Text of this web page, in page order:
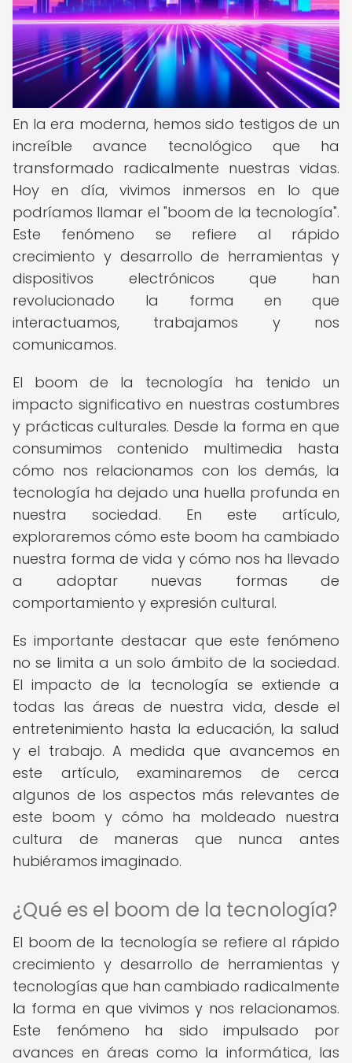
En la era moderna, hemos sido testigos de un
increíble avance tecnológico que ha
transformado radicalmente nuestras vidas.
Hoy en día, vivimos inmersos en lo que
podríamos llamar el "boom de la tecnología".
Este fenómeno se refiere al rápido
crecimiento y desarrollo de herramientas y
dispositivos electrónicos que han
revolucionado la forma en que
interactuamos, trabajamos y nos
comunicamos.
El boom de la tecnología ha tenido un
impacto significativo en nuestras costumbres
y prácticas culturales. Desde la forma en que
consumimos contenido multimedia hasta
cómo nos relacionamos con los demás, la
tecnología ha dejado una huella profunda en
nuestra sociedad. En este artículo,
exploraremos cómo este boom ha cambiado
nuestra forma de vida y cómo nos ha llevado
a adoptar nuevas formas de
comportamiento y expresión cultural.
Es importante destacar que este fenómeno
no se limita a un solo ámbito de la sociedad.
El impacto de la tecnología se extiende a
todas las áreas de nuestra vida, desde el
entretenimiento hasta la educación, la salud
y el trabajo. A medida que avancemos en
este artículo, examinaremos de cerca
algunos de los aspectos más relevantes de
este boom y cómo ha moldeado nuestra
cultura de maneras que nunca antes
hubiéramos imaginado.
¿Qué es el boom de la tecnología?
El boom de la tecnología se refiere al rápido
crecimiento y desarrollo de herramientas y
tecnologías que han cambiado radicalmente
la forma en que vivimos y nos relacionamos.
Este fenómeno ha sido impulsado por
avances en áreas como la informática, las